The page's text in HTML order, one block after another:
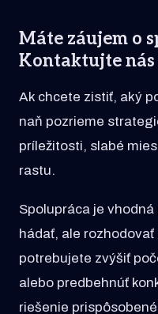
Máte záujem o
Kontaktujte nás
Ak chcete zistiť, aký
naň pozrieme
príležitosti, slabé
rastu.
Spolupráca je
hádať, ale rozhodovať
potrebujete zvýšiť
alebo predbehnúť
riešenie